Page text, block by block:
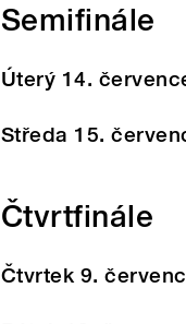
Semifinále
Úterý 14.
Středa 15.
Čtvrtfinále
Čtvrtek 9.